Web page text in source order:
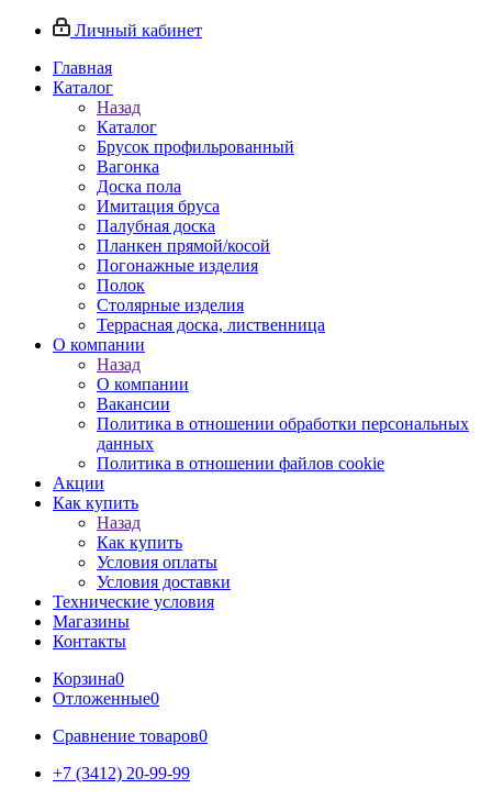
Личный кабинет
Главная
Каталог
Назад
Каталог
Брусок профильрованный
Вагонка
Доска пола
Имитация бруса
Палубная доска
Планкен прямой/косой
Погонажные изделия
Полок
Столярные изделия
Террасная доска, лиственница
О компании
Назад
О компании
Вакансии
Политика в отношении обработки персональных
данных
Политика в отношении файлов cookie
Акции
Как купить
Назад
Как купить
Условия оплаты
Условия доставки
Технические условия
Магазины
Контакты
Корзина0
Отложенные0
Сравнение товаров0
+7 (3412) 20-99-99